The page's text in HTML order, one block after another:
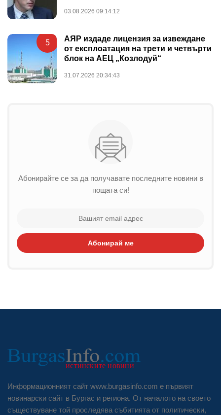
03.08.2026 09:14:12
5
АЯР издаде лицензия за извеждане
от експлоатация на трети и четвърти
блок на АЕЦ „Козлодуй“
31.07.2026 20:34:43
Абонирайте се за да получавате последните новини в
пощата си!
Абонирай ме
Информационният сайт www.burgasinfo.com е първият
новинарски сайт в Бургас и региона. От началото на своето
съществуване той проследява събитията от политически,